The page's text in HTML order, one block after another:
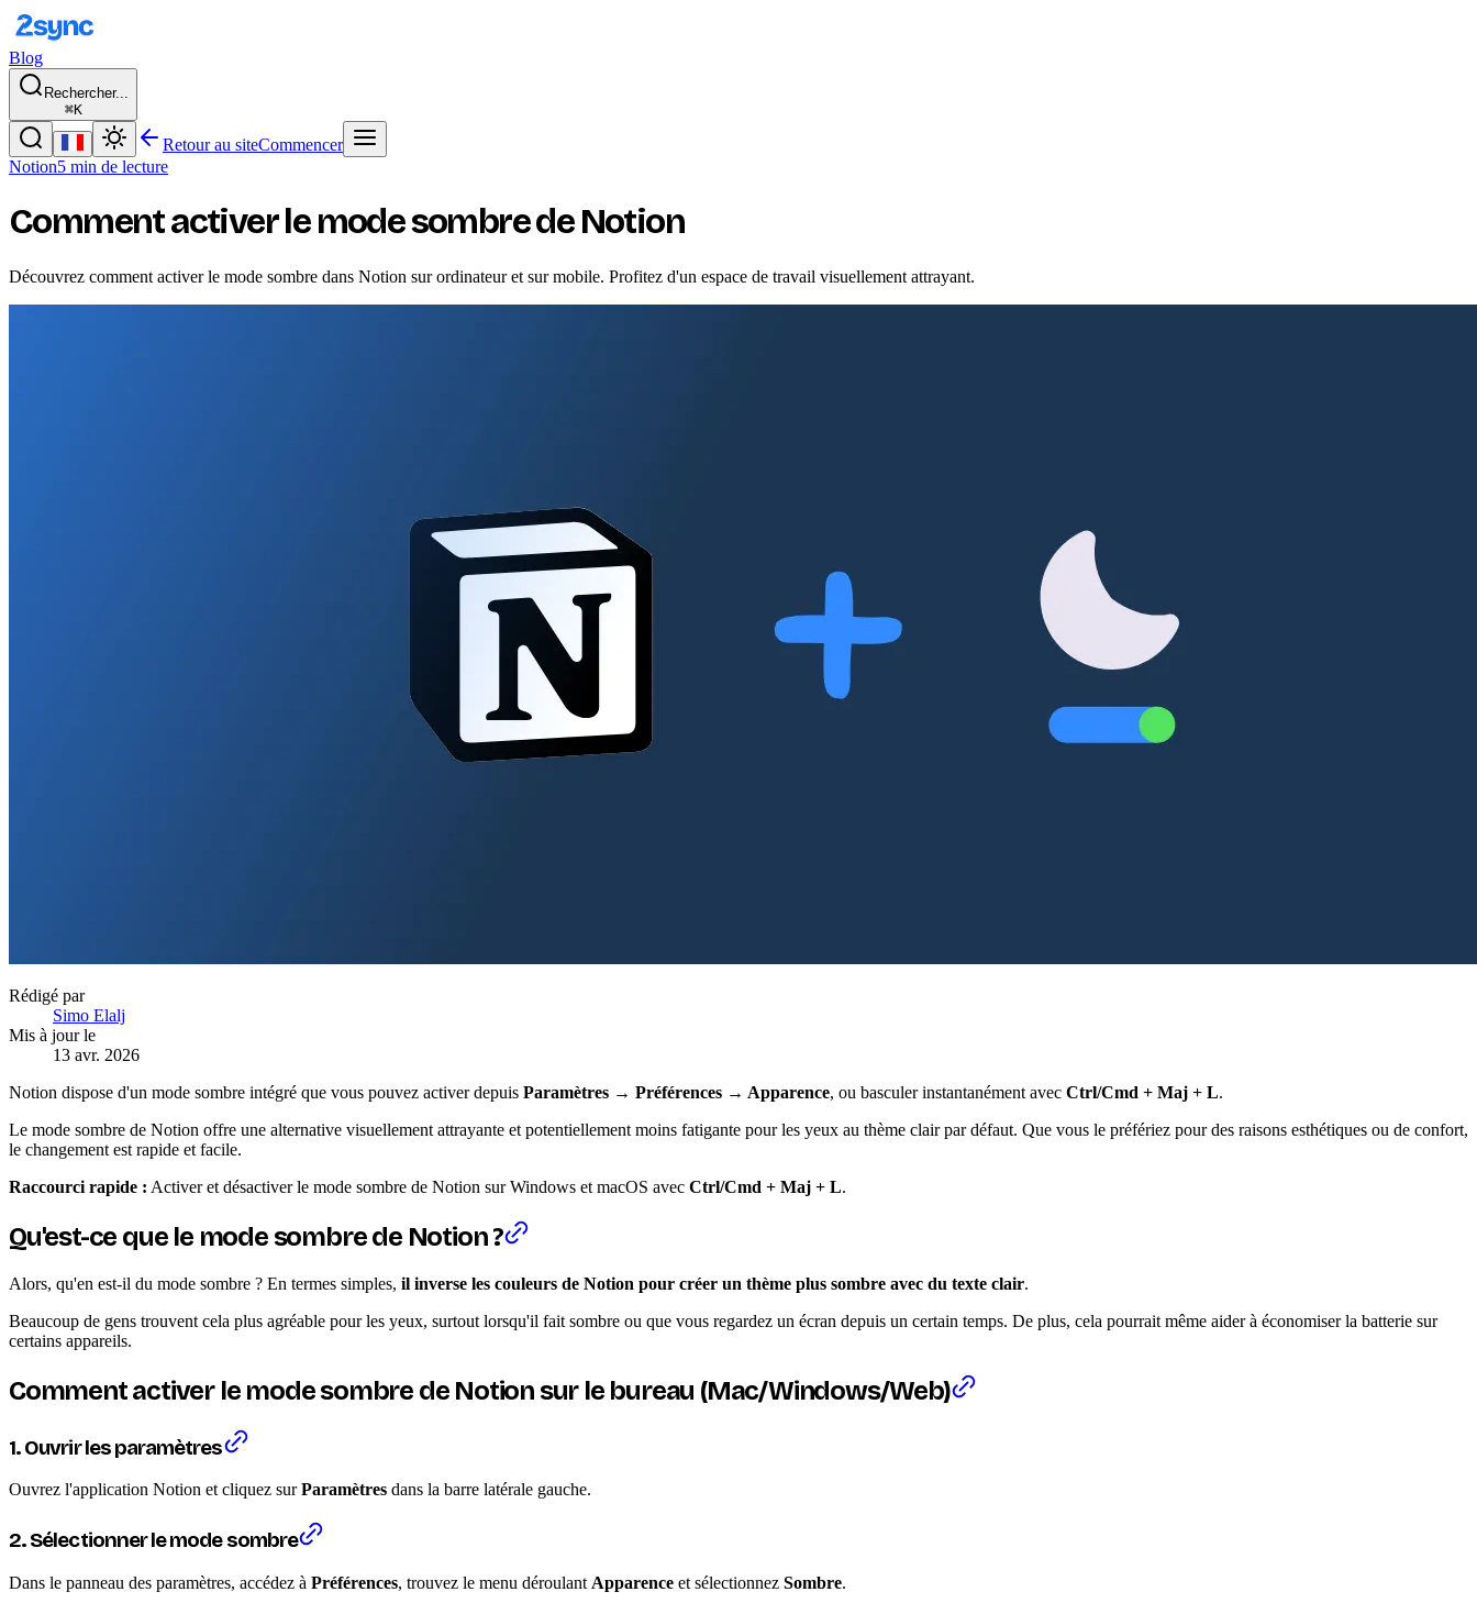
Blog
Rechercher...
⌘K
Retour au siteCommencer
Notion5 min de lecture
Comment activer le mode sombre de Notion
Découvrez comment activer le mode sombre dans Notion sur ordinateur et sur mobile. Profitez d'un espace de travail visuellement attrayant.
Rédigé par
Simo Elalj
Mis à jour le
13 avr. 2026
Notion dispose d'un mode sombre intégré que vous pouvez activer depuis Paramètres → Préférences → Apparence, ou basculer instantanément avec Ctrl/Cmd + Maj + L.
Le mode sombre de Notion offre une alternative visuellement attrayante et potentiellement moins fatigante pour les yeux au thème clair par défaut. Que vous le préfériez pour des raisons esthétiques ou de confort,
le changement est rapide et facile.
Raccourci rapide : Activer et désactiver le mode sombre de Notion sur Windows et macOS avec Ctrl/Cmd + Maj + L.
Qu'est-ce que le mode sombre de Notion ?
Alors, qu'en est-il du mode sombre ? En termes simples, il inverse les couleurs de Notion pour créer un thème plus sombre avec du texte clair.
Beaucoup de gens trouvent cela plus agréable pour les yeux, surtout lorsqu'il fait sombre ou que vous regardez un écran depuis un certain temps. De plus, cela pourrait même aider à économiser la batterie sur
certains appareils.
Comment activer le mode sombre de Notion sur le bureau (Mac/Windows/Web)
1. Ouvrir les paramètres
Ouvrez l'application Notion et cliquez surParamètres dans la barre latérale gauche.
2. Sélectionner le mode sombre
Dans le panneau des paramètres, accédez à Préférences, trouvez le menu déroulant Apparence et sélectionnez Sombre.